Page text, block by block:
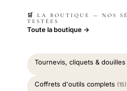
🛒 LA BOUTIQUE — NOS
TESTÉES
Toute la boutique →
Tournevis, cliquets & douilles
Coffrets d'outils complets (15)